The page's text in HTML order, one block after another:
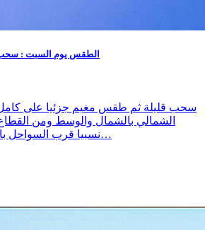
الطقس يوم السبت : سحب
سحب قليلة ثم طقس مغيم جزئيا على كامل
الشمالي بالشمال والوسط ومن
نسبيا قرب السواحل بالجنوب مع دواوير رملية…